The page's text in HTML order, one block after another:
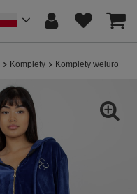
Komplety Komplety welurowe